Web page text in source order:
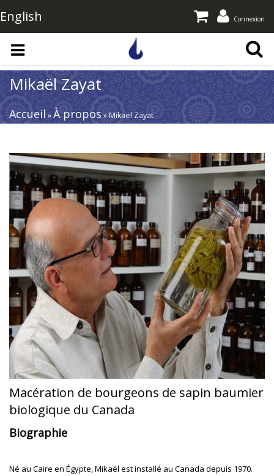
Aller au contenu principal
English Connexion
Mikaël Zayat
Accueil »À propos » Mikaël Zayat
Macération de bourgeons de sapin baumier
biologique du Canada
Biographie
Né au Caire en Égypte, Mikaël est installé au Canada depuis 1970.